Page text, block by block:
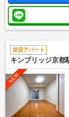
賃貸アパート
キンブリッジ京都
NEW